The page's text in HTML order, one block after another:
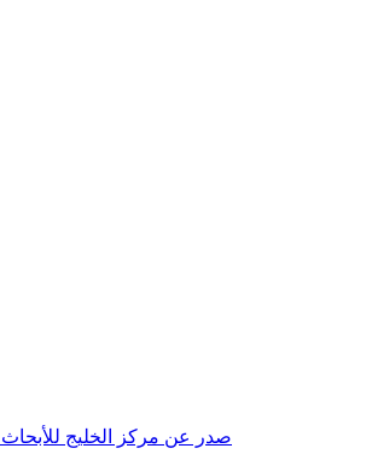
صدر عن مركز الخليج للأبحاث الملف الاستراتيجي السنوي مع بداية عام 2026م،